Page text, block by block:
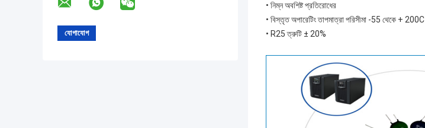
• নিম্ন অবশিষ্ট প্রতিরোধের
• বিস্তৃত অপারেটিং তাপমাত্রা পরিসীমা -55 থেকে + 200C
• R25 ত্রুটি ± 20%